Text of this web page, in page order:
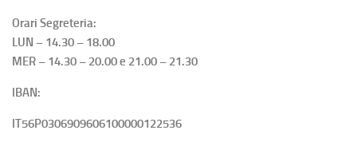
Orari Segreteria:
LUN – 14.30 – 18.00
MER – 14.30 – 20.00 e 21.00 – 21.30
IBAN:
IT56P0306909606100000122536